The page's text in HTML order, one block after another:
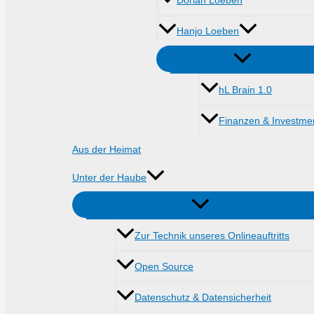
Hanjo Loeben
hL Brain 1.0
Finanzen &
Aus der Heimat
Unter der Haube
Zur Technik unseres Onlineauftritts
Open Source
Datenschutz & Datensicherheit